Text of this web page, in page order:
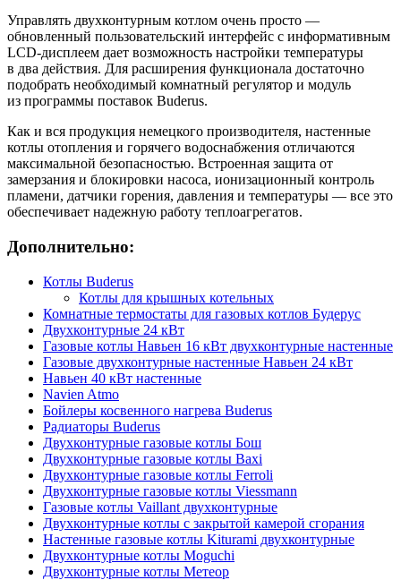
Управлять двухконтурным котлом очень просто —
обновленный пользовательский интерфейс с информативным
LCD-дисплеем дает возможность настройки температуры
в два действия. Для расширения функционала достаточно
подобрать необходимый комнатный регулятор и модуль
из программы поставок Buderus.
Как и вся продукция немецкого производителя, настенные
котлы отопления и горячего водоснабжения отличаются
максимальной безопасностью. Встроенная защита от
замерзания и блокировки насоса, ионизационный контроль
пламени, датчики горения, давления и температуры — все это
обеспечивает надежную работу теплоагрегатов.
Дополнительно:
Котлы Buderus
Котлы для крышных котельных
Комнатные термостаты для газовых котлов Будерус
Двухконтурные 24 кВт
Газовые котлы Навьен 16 кВт двухконтурные настенные
Газовые двухконтурные настенные Навьен 24 кВт
Навьен 40 кВт настенные
Navien Atmo
Бойлеры косвенного нагрева Buderus
Радиаторы Buderus
Двухконтурные газовые котлы Бош
Двухконтурные газовые котлы Baxi
Двухконтурные газовые котлы Ferroli
Двухконтурные газовые котлы Viessmann
Газовые котлы Vaillant двухконтурные
Двухконтурные котлы с закрытой камерой сгорания
Настенные газовые котлы Kiturami двухконтурные
Двухконтурные котлы Moguchi
Двухконтурные котлы Метеор